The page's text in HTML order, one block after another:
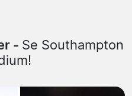
- Se Southampton